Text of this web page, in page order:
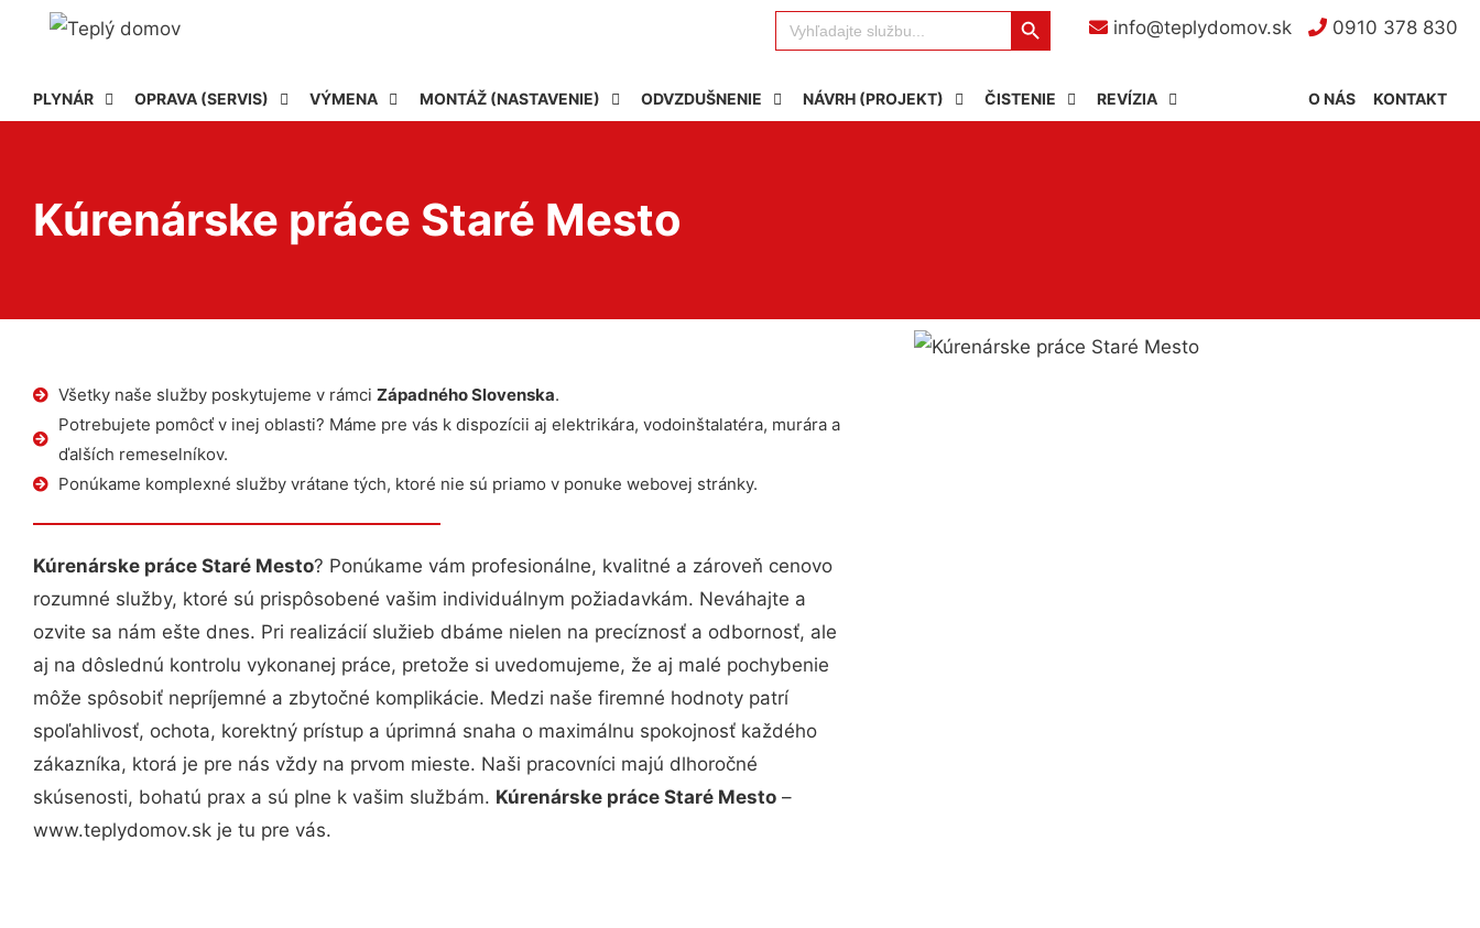
info@teplydomov.sk 0910 378 830
Search
for:
Search Button
PLYNÁR OPRAVA (SERVIS) VÝMENA MONTÁŽ (NASTAVENIE) ODVZDUŠNENIE NÁVRH (PROJEKT) ČISTENIE REVÍZIA KONTAKT
O NÁS
Kúrenárske práce Staré Mesto
Všetky naše služby poskytujeme v rámci Západného Slovenska.
Potrebujete pomôcť v inej oblasti? Máme pre vás k dispozícii aj elektrikára, vodoinštalatéra, murára a
ďalších remeselníkov.
Ponúkame komplexné služby vrátane tých, ktoré nie sú priamo v ponuke webovej stránky.
Kúrenárske práce Staré Mesto? Ponúkame vám profesionálne, kvalitné a zároveň cenovo
rozumné služby, ktoré sú prispôsobené vašim individuálnym požiadavkám. Neváhajte a
ozvite sa nám ešte dnes. Pri realizácií služieb dbáme nielen na precíznosť a odbornosť, ale
aj na dôslednú kontrolu vykonanej práce, pretože si uvedomujeme, že aj malé pochybenie
môže spôsobiť nepríjemné a zbytočné komplikácie. Medzi naše firemné hodnoty patrí
spoľahlivosť, ochota, korektný prístup a úprimná snaha o maximálnu spokojnosť každého
zákazníka, ktorá je pre nás vždy na prvom mieste. Naši pracovníci majú dlhoročné
skúsenosti, bohatú prax a sú plne k vašim službám. Kúrenárske práce Staré Mesto –
www.teplydomov.sk je tu pre vás.